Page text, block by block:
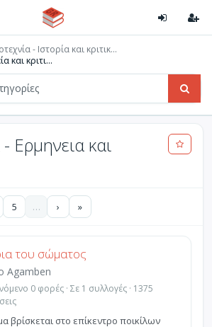
- Ιστορία και κριτικ...
και κριτι...
Ερμηνεια και
5 … › »
του σώματος
Agamben
0 φορές · Σε 1 συλλογές · 1375
βρίσκεται στο επίκεντρο ποικίλων